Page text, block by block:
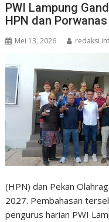
PWI Lampung
HPN dan
Mei 13, 2026 redaksi
(HPN) dan Pekan
2027. Pembahasan
pengurus harian PWI